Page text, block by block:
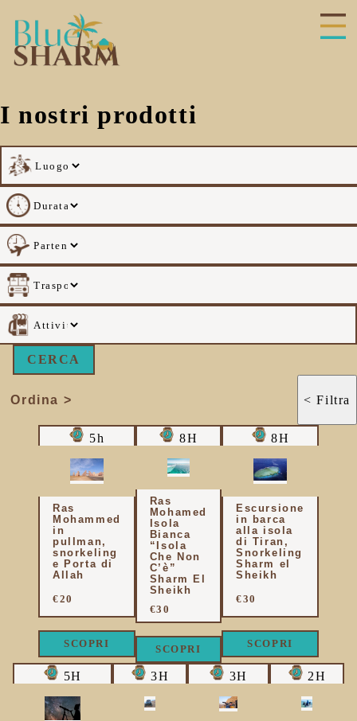
I nostri prodotti
CERCA
Ordina > < Filtra
5h
Ras
Mohammed
in
pullman,
snorkeling
e Porta di
Allah
€20
SCOPRI
8H
Ras
Mohamed
Isola
Bianca
“Isola
Che Non
C’è”
Sharm El
Sheikh
€30
SCOPRI
8H
Escursione
in barca
alla isola
di Tiran,
Snorkeling
Sharm el
Sheikh
€30
SCOPRI
5H 3H 3H 2H